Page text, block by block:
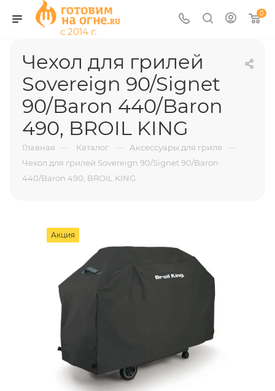
0
Чехол для грилей
Sovereign 90/Signet
90/Baron 440/Baron
490, BROIL KING
Главная — Каталог — Аксессуары для гриля —
Чехол для грилей Sovereign 90/Signet 90/Baron
440/Baron 490, BROIL KING
Акция